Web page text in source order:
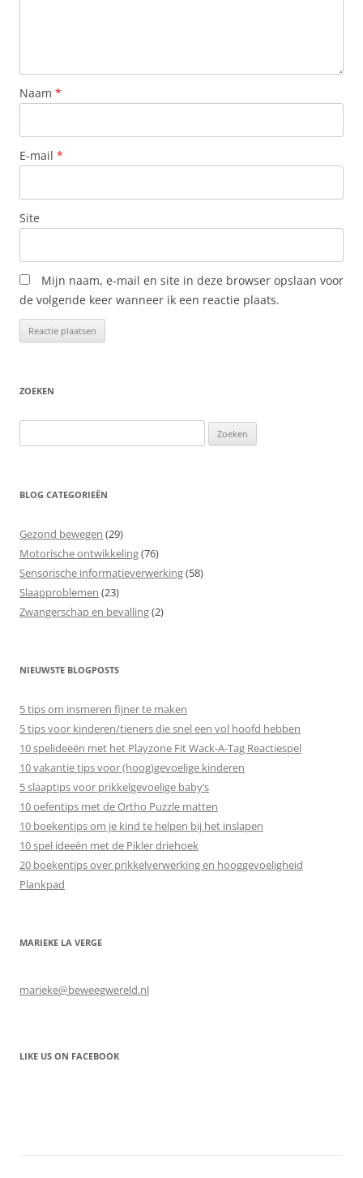
Naam *
E-mail *
Site
Mijn naam, e-mail en site in deze browser opslaan voor
de volgende keer wanneer ik een reactie plaats.
ZOEKEN
naar:
BLOG CATEGORIEËN
Gezond bewegen (29)
Motorische ontwikkeling(76)
Sensorische informatieverwerking(58)
Slaapproblemen (23)
Zwangerschap en bevalling(2)
NIEUWSTE BLOGPOSTS
5 tips om insmeren fijner te maken
5 tips voor kinderen/tieners die snel een vol hoofd hebben
10 spelideeën met het Playzone Fit Wack-A-Tag Reactiespel
10 vakantie tips voor (hoog)gevoelige kinderen
5 slaaptips voor prikkelgevoelige baby’s
10 oefentips met de Ortho Puzzle matten
10 boekentips om je kind te helpen bij het inslapen
10 spel ideeën met de Pikler driehoek
20 boekentips over prikkelverwerking en hooggevoeligheid
Plankpad
MARIEKE LA VERGE
marieke@beweegwereld.nl
LIKE US ON FACEBOOK